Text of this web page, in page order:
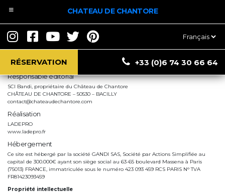
CHATEAU DE CHANTORE
RÉSERVATION +33 (0)6 74 30 66 64
Choisir
Mentions légales
Responsable éditorial
SCI Bandi, propriétaire du Château de Chantore
CHÂTEAU DE CHANTORE – 50530 – BACILLY
contact@chateaudechantore.com
Réalisation
LADEPRO
www.ladepro.fr
Hébergement
Ce site est hébergé par la société GANDI SAS, Société par Actions Simplifiée au
capital de 300.000€ ayant son siège social au 63-65 boulevard Massena à Paris
(75013) FRANCE, immatriculée sous le numéro 423 093 459 RCS PARIS N° TVA
FR81423093459
Propriété intellectuelle